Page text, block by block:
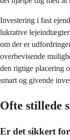
Investering i fast
lukrative
om der er
overbevisende
den rigtige placering
smart og givende
Ofte stillede
Er det sikkert